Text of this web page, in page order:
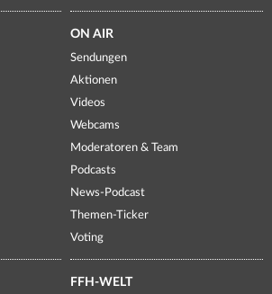
ON AIR
Sendungen
Aktionen
Videos
Webcams
Moderatoren & Team
Podcasts
News-Podcast
Themen-Ticker
Voting
FFH-WELT